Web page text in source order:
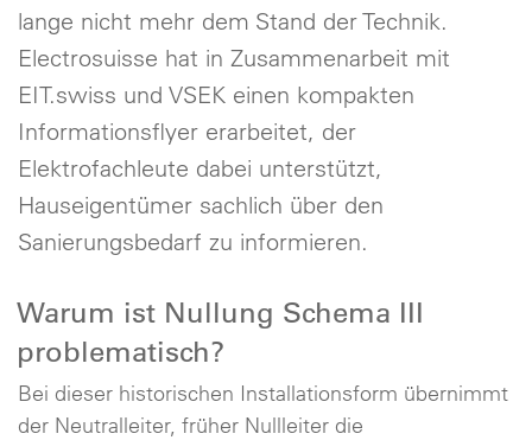
lange nicht mehr dem Stand der Technik.
Electrosuisse hat in Zusammenarbeit mit
EIT.swiss und VSEK einen kompakten
Informationsflyer erarbeitet, der
Elektrofachleute dabei unterstützt,
Hauseigentümer sachlich über den
Sanierungsbedarf zu informieren.
Warum ist Nullung Schema III
problematisch?
Bei dieser historischen Installationsform übernimmt
der Neutralleiter, früher Nullleiter die